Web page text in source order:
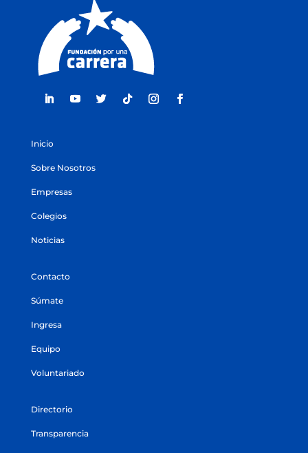
Inicio
Sobre Nosotros
Empresas
Colegios
Noticias
Contacto
Súmate
Ingresa
Equipo
Voluntariado
Directorio
Transparencia